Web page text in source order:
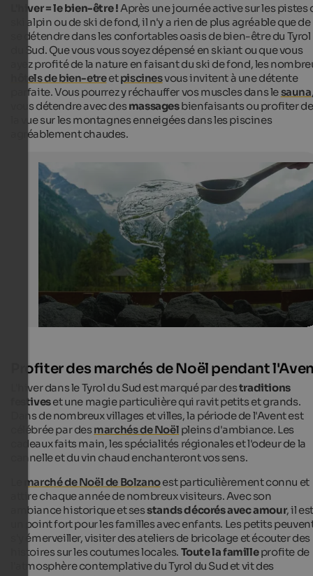
Panorama sauna at the Hotel Bella Vista
With this view, the sauna infusion is a unique
Internet Consulting
L'hiver = le bien-être !Après une journée active sur les pistes
ski alpin ou de ski de fond, il n'y a rien de plus agréable que de
se détendre dans les confortables oasis de bien-être du Tyrol
du Sud. Que vous vous soyez dépensé en skiant ou que vous
ayez profité de la nature en faisant du ski de fond, les
hôtels de bien-etreetpiscinesvous invitent à une détente
parfaite. Vous pourrez y réchauffer vos muscles dans lesauna
vous détendre avec desmassagesbienfaisants ou profiter de
la vue sur les montagnes enneigées dans les piscines
agréablement chaudes.
Profiter des marchés de Noël pendant
L'hiver dans le Tyrol du Sud est marqué par destraditions
festiveset une magie particulière qui ravit petits et grands.
Dans de nombreux villages et villes, la période de l'Avent est
célébrée par desmarchés de Noël pleins d'ambiance. Les
cadeaux faits main, les spécialités régionales et l'odeur de la
cannelle et du vin chaud enchanteront vos sens.
marché de Noël de Bolzanoest particulièrement connu et
attire chaque année de nombreux visiteurs. Avec son
ambiance historique et sesstands décorés avec amour, il
un point fort pour les familles avec enfants. Les petits
s'y émerveiller, visiter des ateliers de bricolage et écouter des
histoires sur les coutumes locales. Toute la familleprofite de
l'atmosphère contemplative du Tyrol du Sud et vit des